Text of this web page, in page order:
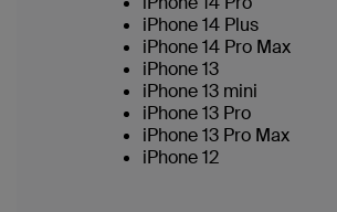
iPhone 14 Plus
iPhone 14 Pro Max
iPhone 13
iPhone 13 mini
iPhone 13 Pro
iPhone 13 Pro Max
iPhone 12